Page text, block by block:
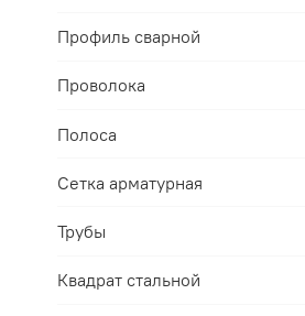
Профиль сварной
Проволока
Полоса
Сетка арматурная
Трубы
Квадрат стальной